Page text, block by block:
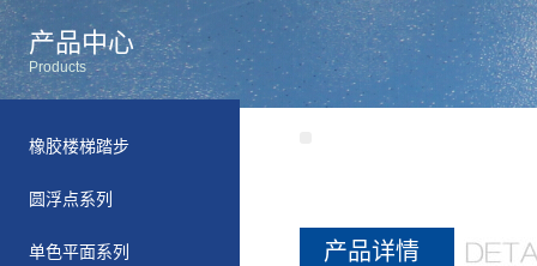
产品中心
Products
橡胶楼梯踏步
圆浮点系列
单色平面系列 产品详情